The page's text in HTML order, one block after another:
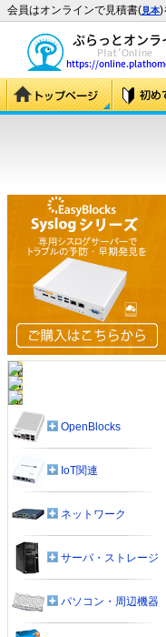
会員はオンラインで見積書(見本)
OpenBlocks
IoT関連
ネットワーク
サーバ・ストレージ
パソコン・周辺機器